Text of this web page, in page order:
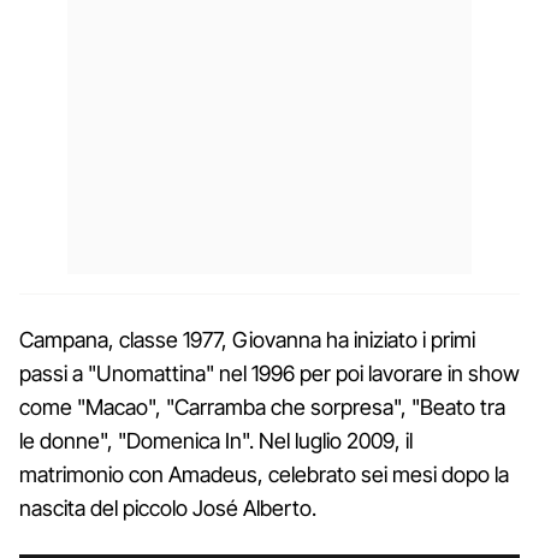
Campana, classe 1977, Giovanna ha iniziato i primi
passi a "Unomattina" nel 1996 per poi lavorare in show
come "Macao", "Carramba che sorpresa", "Beato tra
le donne", "Domenica In". Nel luglio 2009, il
matrimonio con Amadeus, celebrato sei mesi dopo la
nascita del piccolo José Alberto.